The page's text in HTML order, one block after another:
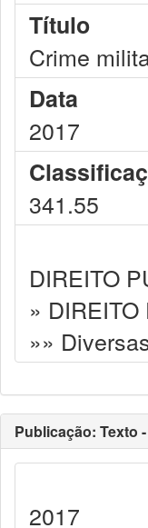
Título
Crime
Data
2017
341.55
DIREITO
»
»»
Publicação: Texto
2017